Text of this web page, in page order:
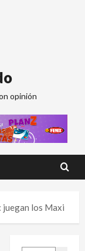
opinión
juegan los Maxi